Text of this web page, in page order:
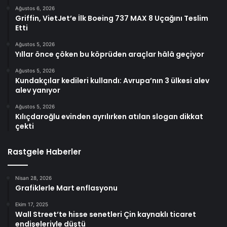
Ağustos 6, 2026
Griffin, VietJet’e İlk Boeing 737 MAX 8 Uçağını Teslim
Etti
Ağustos 5, 2026
Yıllar önce çöken bu köprüden araçlar hâlâ geçiyor
Ağustos 5, 2026
Kundakçılar kedileri kullandı: Avrupa’nın 3 ülkesi alev
alev yanıyor
Ağustos 5, 2026
Kılıçdaroğlu evinden ayrılırken atılan slogan dikkat
çekti
Rastgele Haberler
Nisan 28, 2026
Grafiklerle Mart enflasyonu
Ekim 17, 2025
Wall Street’te hisse senetleri Çin kaynaklı ticaret
endişeleriyle düştü